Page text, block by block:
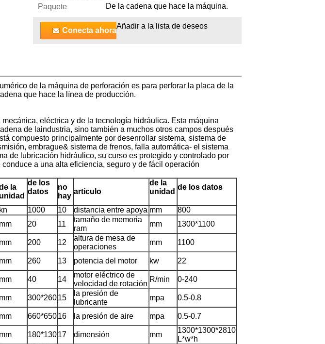
Paquete De la cadena que hace la máquina.
Conecta ahora
Añadir a la lista de deseos
de la máquina de perforación es para perforar la placa de la
que hace la línea de producción.
eléctrica y de la tecnología hidráulica. Esta máquina
de laindustria, sino también a muchos otros campos después
compuesto principalmente por desenrollar sistema, sistema de
embrague& sistema de frenos, falla automática- el sistema
de lubricación hidráulico, su curso es protegido y controlado por
a una alta eficiencia, seguro y de fácil operación
la
unidad
de los
datos
no
hay
artículo
de la
unidad
de los datos
kn 1000 10 distancia entre apoya mm
800
mm 20 11
tamaño de memoria
ram
mm 1300*1100
mm 200 12
altura de mesa de
operaciones
mm 1100
mm 260 13 potencia del motor kw 22
mm 40 14
motor eléctrico de
velocidad de rotación
R/min 0-240
mm 300*26015
la presión de
lubricante
mpa 0.5-0.8
mm 660*65016 la presión de aire mpa 0.5-0.7
mm 180*13017 dimensión mm
1300*1300*2810
L*w*h